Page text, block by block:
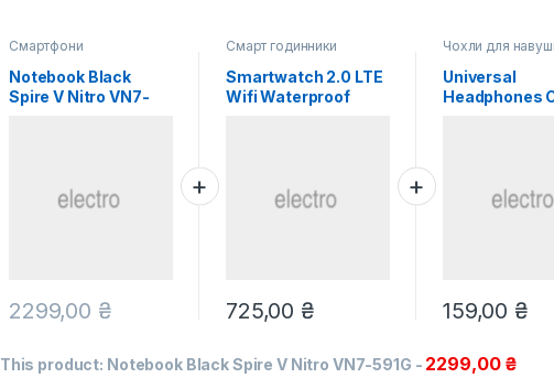
Смартфони
Notebook Black
Spire V Nitro VN7-
2299,00 ₴
Смарт годинники
Smartwatch 2.0 LTE
Wifi Waterproof
725,00 ₴
Чохли для
Universal
Headphones
159,00 ₴
This product: Notebook Black Spire V Nitro VN7-591G - 2299,00 ₴